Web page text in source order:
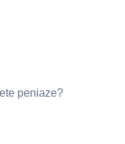
peniaze?